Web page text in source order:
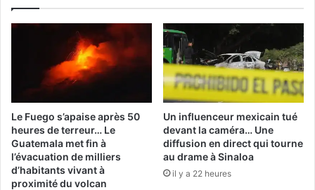
Le Fuego s’apaise après 50
heures de terreur… Le
Guatemala met fin à
l’évacuation de milliers
d’habitants vivant à
proximité du volcan
Un influenceur mexicain tué
devant la caméra… Une
diffusion en direct qui tourne
au drame à Sinaloa
il y a 22 heures